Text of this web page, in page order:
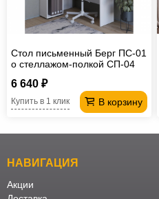
Стол письменный Берг ПС-01
о стеллажом-полкой СП-04
6 640 ₽
В корзину
Купить в 1 клик
НАВИГАЦИЯ
Акции